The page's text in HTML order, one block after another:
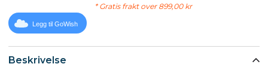
Beskrivelse
* Gratis frakt over 899,00 kr
Legg til GoWish